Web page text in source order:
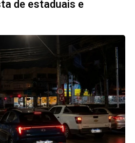
de estaduais e